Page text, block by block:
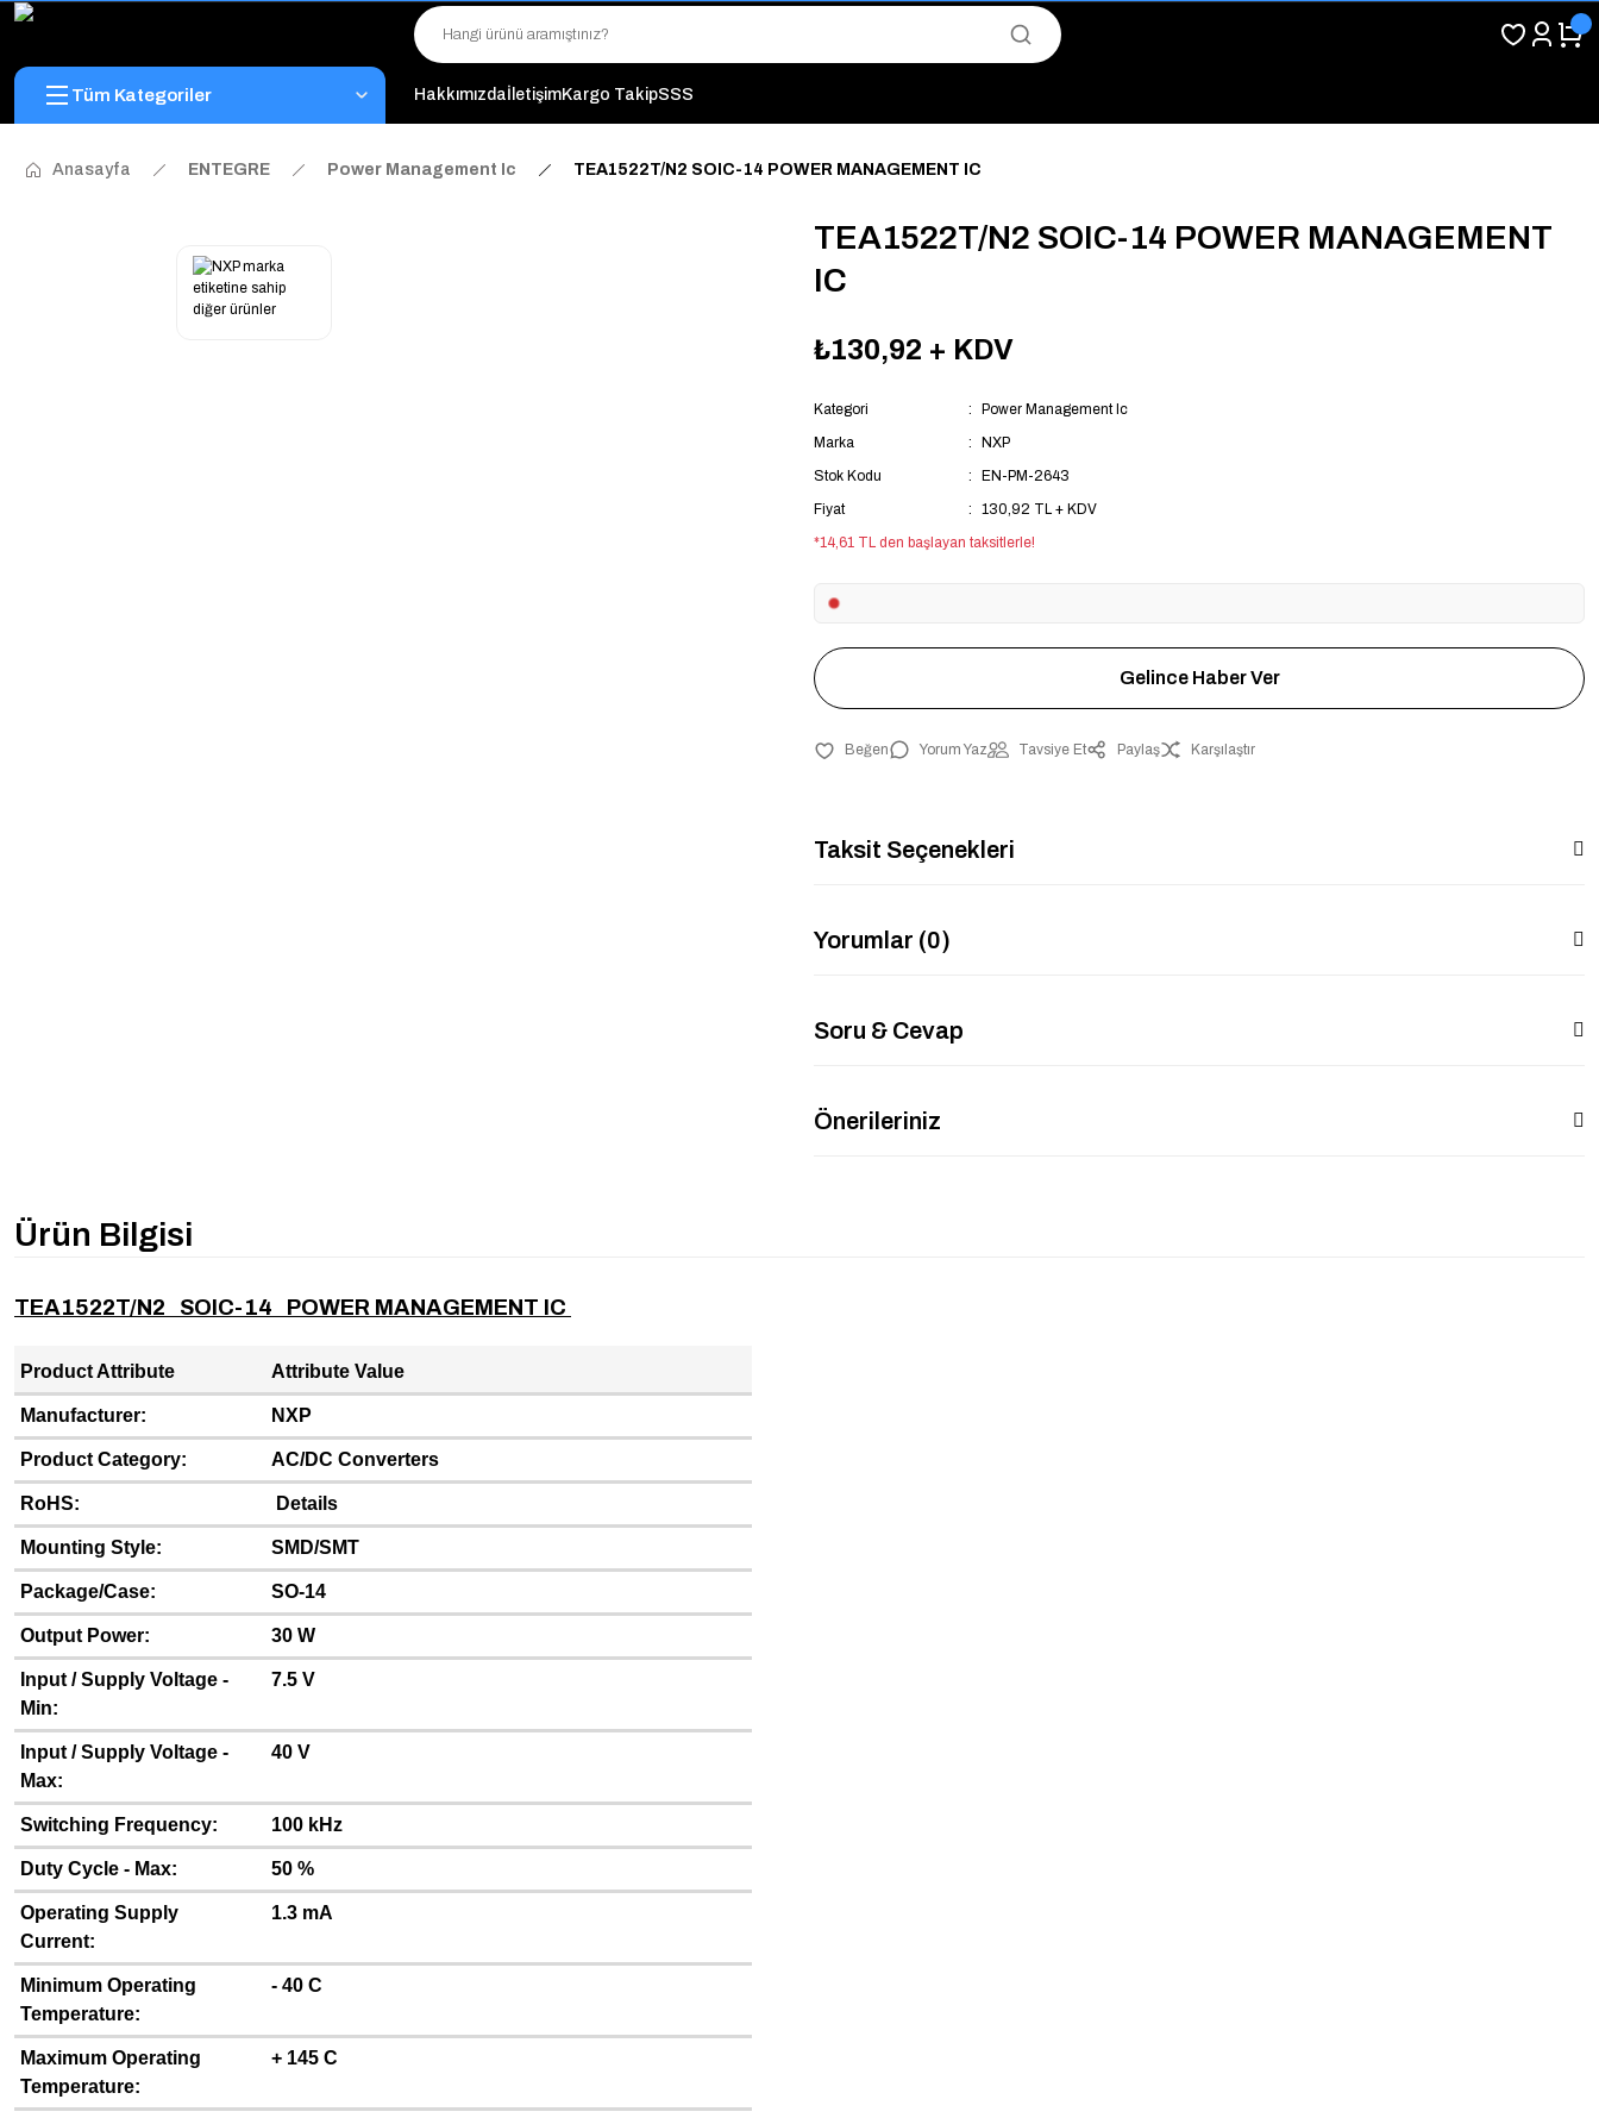
"Saat 14:00'a Kadar Verilen Siparişlerde Aynı Gün Kargo Avantajı!
"Binlerce Ürün Çeşitliliği ile Stoktan Hemen Teslim."
"Toptan Fiyatına Perakende Satış Avantajını Kaçırmayın!"
"Üyelere Özel: Stok Önceliği ve Proje Fiyatları."
Tüm Kategoriler HakkımızdaİletişimKargo TakipSSS
Anasayfa ENTEGRE Power Management Ic TEA1522T/N2 SOIC-14 POWER MANAGEMENT IC
TEA1522T/N2 SOIC-14 POWER MANAGEMENT
IC
₺130,92 + KDV
Kategori
Power Management Ic
Marka
NXP
Stok Kodu
EN-PM-2643
Fiyat
130,92 TL + KDV
*14,61 TL den başlayan taksitlerle!
Gelince Haber Ver
Yorum Yaz Tavsiye Et Paylaş Karşılaştır
Taksit Seçenekleri
Yorumlar (0)
Soru & Cevap
Önerileriniz
Ürün Bilgisi
TEA1522T/N2 SOIC-14 POWER MANAGEMENT IC
Product Attribute Attribute Value
Manufacturer: NXP
Product Category: AC/DC Converters
RoHS: Details
Mounting Style: SMD/SMT
Package/Case: SO-14
Output Power: 30 W
Input / Supply Voltage -
Min:
7.5 V
Input / Supply Voltage -
Max:
40 V
Switching Frequency: 100 kHz
Duty Cycle - Max: 50 %
Operating Supply
Current:
1.3 mA
Minimum Operating
Temperature:
- 40 C
Maximum Operating
Temperature:
+ 145 C